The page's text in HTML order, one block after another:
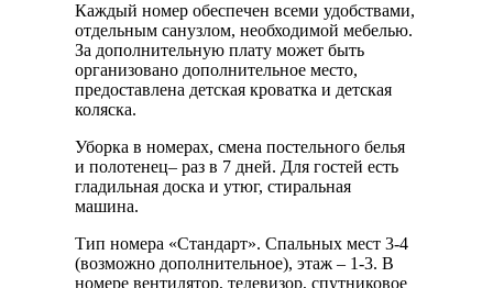
Каждый номер обеспечен всеми удобствами,
отдельным санузлом, необходимой мебелью.
За дополнительную плату может быть
организовано дополнительное место,
предоставлена детская кроватка и детская
коляска.
Уборка в номерах, смена постельного белья
и полотенец– раз в 7 дней. Для гостей есть
гладильная доска и утюг, стиральная
машина.
Тип номера «Стандарт». Спальных мест 3-4
(возможно дополнительное), этаж – 1-3. В
номере вентилятор, телевизор, спутниковое